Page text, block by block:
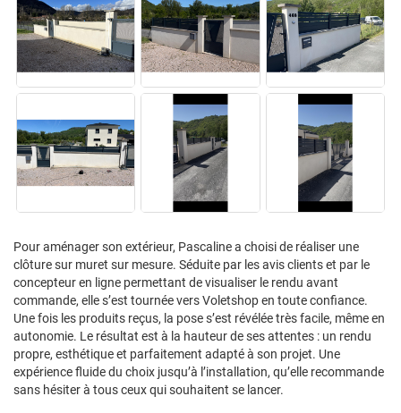
Pour aménager son extérieur, Pascaline a choisi de réaliser une
clôture sur muret sur mesure. Séduite par les avis clients et par le
concepteur en ligne permettant de visualiser le rendu avant
commande, elle s’est tournée vers Voletshop en toute confiance.
Une fois les produits reçus, la pose s’est révélée très facile, même en
autonomie. Le résultat est à la hauteur de ses attentes : un rendu
propre, esthétique et parfaitement adapté à son projet. Une
expérience fluide du choix jusqu’à l’installation, qu’elle recommande
sans hésiter à tous ceux qui souhaitent se lancer.